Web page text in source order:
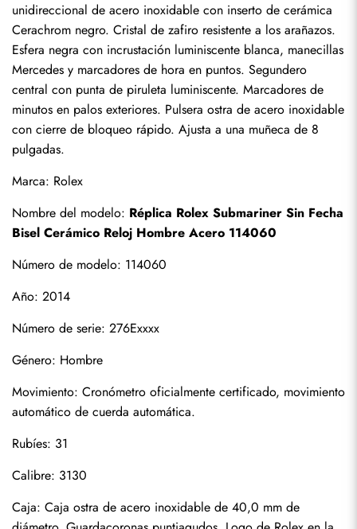
unidireccional de acero inoxidable con inserto de cerámica
Cerachrom negro. Cristal de zafiro resistente a los arañazos.
Esfera negra con incrustación luminiscente blanca, manecillas
Mercedes y marcadores de hora en puntos. Segundero
central con punta de piruleta luminiscente. Marcadores de
minutos en palos exteriores. Pulsera ostra de acero inoxidable
con cierre de bloqueo rápido. Ajusta a una muñeca de 8
pulgadas.
Marca: Rolex
Nombre del modelo: Réplica Rolex Submariner Sin Fecha
Bisel Cerámico Reloj Hombre Acero 114060
Número de modelo: 114060
Año: 2014
Número de serie: 276Exxxx
Género: Hombre
Movimiento: Cronómetro oficialmente certificado, movimiento
automático de cuerda automática.
Rubíes: 31
Calibre: 3130
Caja: Caja ostra de acero inoxidable de 40,0 mm de